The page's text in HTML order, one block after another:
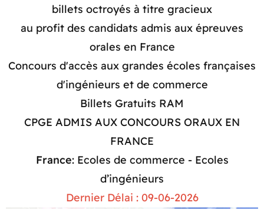
billets octroyés à titre gracieux
au profit des candidats admis aux épreuves
orales en France
Concours d'accès aux grandes écoles françaises
d'ingénieurs et de commerce
Billets Gratuits RAM
CPGE ADMIS AUX CONCOURS ORAUX EN
FRANCE
France: Ecoles de commerce - Ecoles
d’ingénieurs
Dernier Délai : 09-06-2026